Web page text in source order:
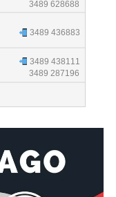
3489 628688
3489 436883
3489 438111
3489 287196